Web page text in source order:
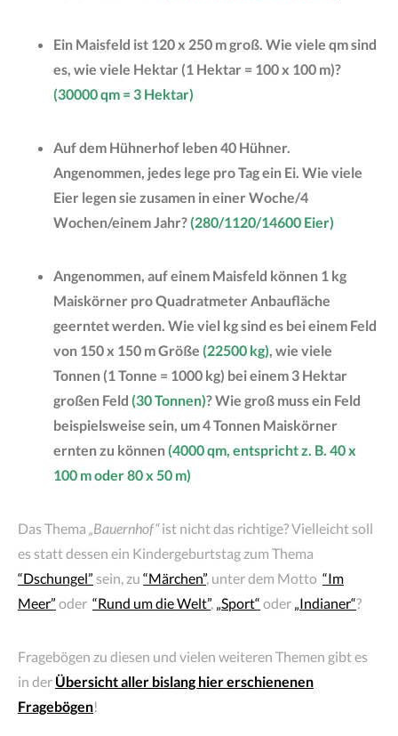
Ein Maisfeld ist 120 x 250 m groß. Wie viele qm sind
es, wie viele Hektar (1 Hektar = 100 x 100 m)?
(30000 qm = 3 Hektar)
Auf dem Hühnerhof leben 40 Hühner.
Angenommen, jedes lege pro Tag ein Ei. Wie viele
Eier legen sie zusamen in einer Woche/4
Wochen/einem Jahr?(280/1120/14600 Eier)
Angenommen, auf einem Maisfeld können 1 kg
Maiskörner pro Quadratmeter Anbaufläche
geerntet werden. Wie viel kg sind es bei einem Feld
von 150 x 150 m Größe (22500 kg), wie viele
Tonnen (1 Tonne = 1000 kg) bei einem 3 Hektar
großen Feld (30 Tonnen)? Wie groß muss ein Feld
beispielsweise sein, um 4 Tonnen Maiskörner
ernten zu können(4000 qm, entspricht z. B. 40 x
100 m oder 80 x 50 m)
Das Thema „Bauernhof“ist nicht das richtige? Vielleicht soll
es statt dessen ein Kindergeburtstag zum Thema
“Dschungel” sein, zu “Märchen”, unter dem Motto “Im
Meer” oder “Rund um die Welt”, „Sport“ oder „Indianer“?
Fragebögen zu diesen und vielen weiteren Themen gibt es
in der Übersicht aller bislang hier erschienenen
Fragebögen!